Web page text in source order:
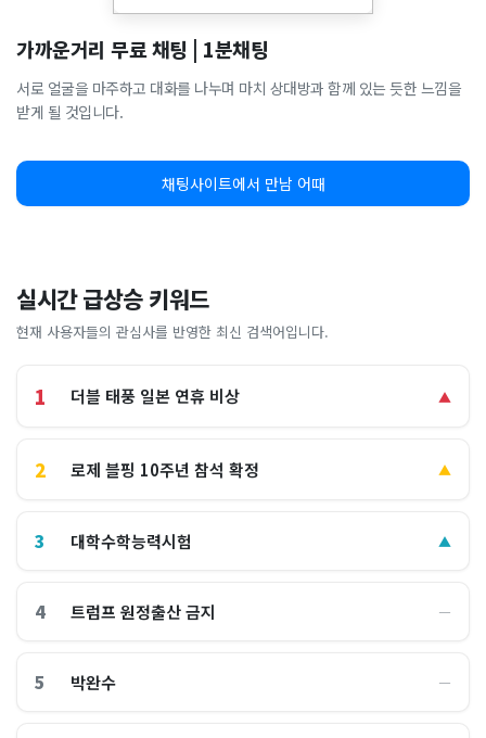
가까운거리 무료 채팅 | 1분채팅
서로 얼굴을 마주하고 대화를 나누며 마치 상대방과 함께 있는 듯한 느낌을
받게 될 것입니다.
채팅사이트에서 만남 어때
실시간 급상승 키워드
현재 사용자들의 관심사를 반영한 최신 검색어입니다.
1 더블 태풍 일본 연휴 비상 ▲
2 로제 블핑 10주년 참석 확정 ▲
3 대학수학능력시험 ▲
4 트럼프 원정출산 금지 ―
5 박완수 ―